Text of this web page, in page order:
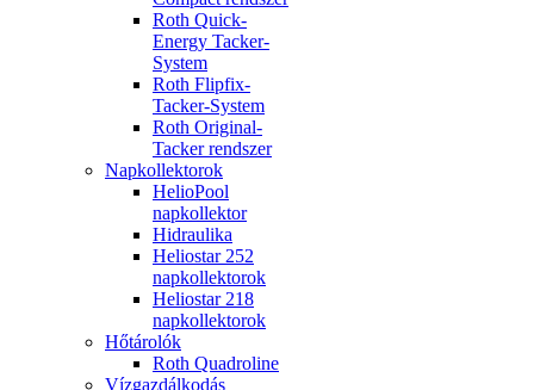
Roth Quick-
Energy Tacker-
System
Roth Flipfix-
Tacker-System
Roth Original-
Tacker rendszer
Napkollektorok
HelioPool
napkollektor
Hidraulika
Heliostar 252
napkollektorok
Heliostar 218
napkollektorok
Hőtárolók
Roth Quadroline
Vízgazdálkodás